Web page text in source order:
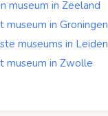
museum in Zeeland
museum in Groningen
museums in Leiden
museum in Zwolle